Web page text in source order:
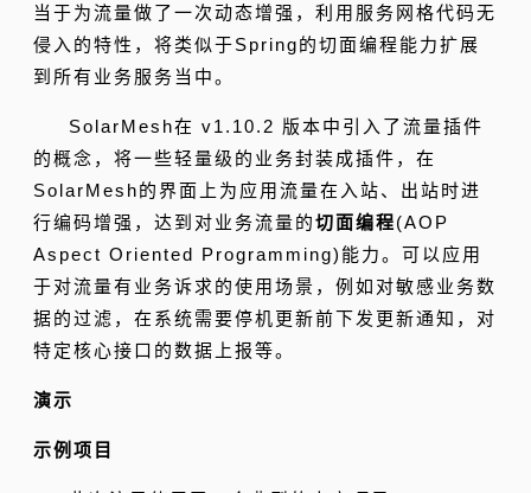
当于为流量做了一次动态增强，利用服务网格代码无
侵入的特性，将类似于Spring的切面编程能力扩展
到所有业务服务当中。
SolarMesh在 v1.10.2 版本中引入了流量插件
的概念，将一些轻量级的业务封装成插件，在
SolarMesh的界面上为应用流量在入站、出站时进
行编码增强，达到对业务流量的切面编程(AOP
Aspect Oriented Programming)能力。可以应用
于对流量有业务诉求的使用场景，例如对敏感业务数
据的过滤，在系统需要停机更新前下发更新通知，对
特定核心接口的数据上报等。
演示
示例项目